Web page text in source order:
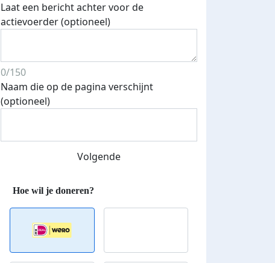
Streefbedrag verhoogd
Laat een bericht achter voor de
actievoerder (optioneel)
0/150
Naam die op de pagina verschijnt
(optioneel)
Volgende